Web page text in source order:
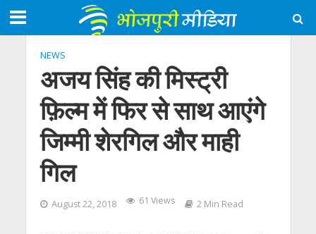
NEWS
अजय सिंह की मिस्ट्री
फ़िल्म में फिर से साथ आएंगे
जिम्मी शेरगिल और माही
गिल
August 22, 2018 61 Views 2 Min Read